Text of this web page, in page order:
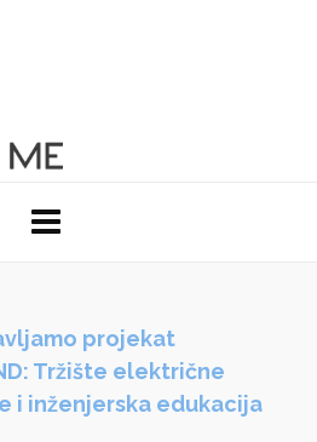
projekat
Tržište električne
i inženjerska edukacija